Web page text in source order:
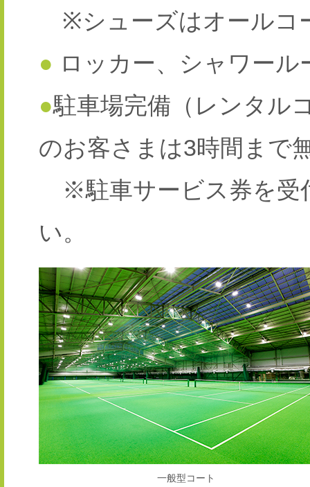
※シューズはオールコ
● ロッカー、シャワール
●駐車場完備（レンタル
のお客さまは3時間まで
※駐車サービス券を受
い。
一般型コート